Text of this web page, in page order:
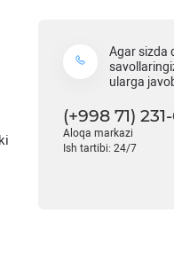
Agar sizda
ularga
(+998 71)
Aloqa markazi
Ish tartibi: 24/7